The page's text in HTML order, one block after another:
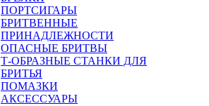
ПОРТСИГАРЫ
БРИТВЕННЫЕ
ПРИНАДЛЕЖНОСТИ
ОПАСНЫЕ БРИТВЫ
Т-ОБРАЗНЫЕ СТАНКИ ДЛЯ
БРИТЬЯ
ПОМАЗКИ
АКСЕССУАРЫ